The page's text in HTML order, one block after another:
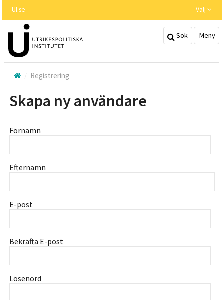
huvudinnehållet
UI.se Välj
Sök Meny
Registrering
Skapa ny användare
Förnamn
Efternamn
E-post
Bekräfta E-post
Lösenord